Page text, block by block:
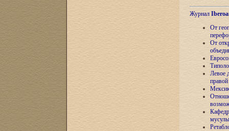
Журнал
От
От
Левое